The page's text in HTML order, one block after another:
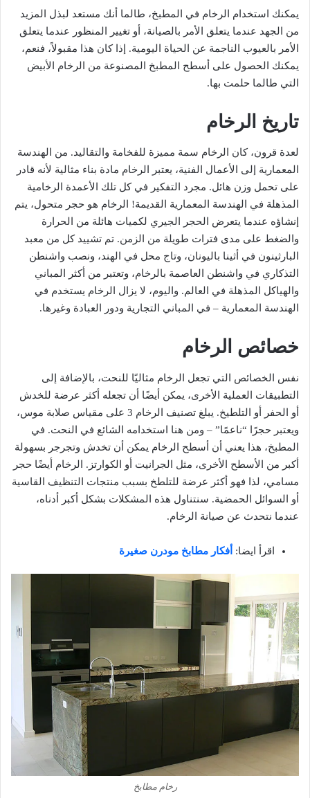
يمكنك استخدام الرخام في المطبخ، طالما أنك مستعد لبذل المزيد
من الجهد عندما يتعلق الأمر بالصيانة، أو تغيير المنظور عندما يتعلق
الأمر بالعيوب الناجمة عن الحياة اليومية. إذا كان هذا مقبولاً، فنعم،
يمكنك الحصول على أسطح المطبخ المصنوعة من الرخام الأبيض
التي طالما حلمت بها.
تاريخ الرخام
لعدة قرون، كان الرخام سمة مميزة للفخامة والتقاليد. من الهندسة
المعمارية إلى الأعمال الفنية، يعتبر الرخام مادة بناء مثالية لأنه قادر
على تحمل وزن هائل. مجرد التفكير في كل تلك الأعمدة الرخامية
المذهلة في الهندسة المعمارية القديمة! الرخام هو حجر متحول، يتم
إنشاؤه عندما يتعرض الحجر الجيري لكميات هائلة من الحرارة
والضغط على مدى فترات طويلة من الزمن. تم تشييد كل من معبد
البارثينون في أثينا باليونان، وتاج محل في الهند، ونصب واشنطن
التذكاري في واشنطن العاصمة بالرخام، وتعتبر من أكثر المباني
والهياكل المذهلة في العالم. واليوم، لا يزال الرخام يستخدم في
الهندسة المعمارية – في المباني التجارية ودور العبادة وغيرها.
خصائص الرخام
نفس الخصائص التي تجعل الرخام مثاليًا للنحت، بالإضافة إلى
التطبيقات العملية الأخرى، يمكن أيضًا أن تجعله أكثر عرضة للخدش
أو الحفر أو التلطيخ. يبلغ تصنيف الرخام 3 على مقياس صلابة موس،
ويعتبر حجرًا “ناعمًا” – ومن هنا استخدامه الشائع في النحت. في
المطبخ، هذا يعني أن أسطح الرخام يمكن أن تخدش وتجرجر بسهولة
أكبر من الأسطح الأخرى، مثل الجرانيت أو الكوارتز. الرخام أيضًا حجر
مسامي، لذا فهو أكثر عرضة للتلطخ بسبب منتجات التنظيف القاسية
أو السوائل الحمضية. سنتناول هذه المشكلات بشكل أكبر أدناه،
عندما نتحدث عن صيانة الرخام.
اقرأ ايضا: أفكار مطابخ مودرن صغيرة
رخام مطابخ